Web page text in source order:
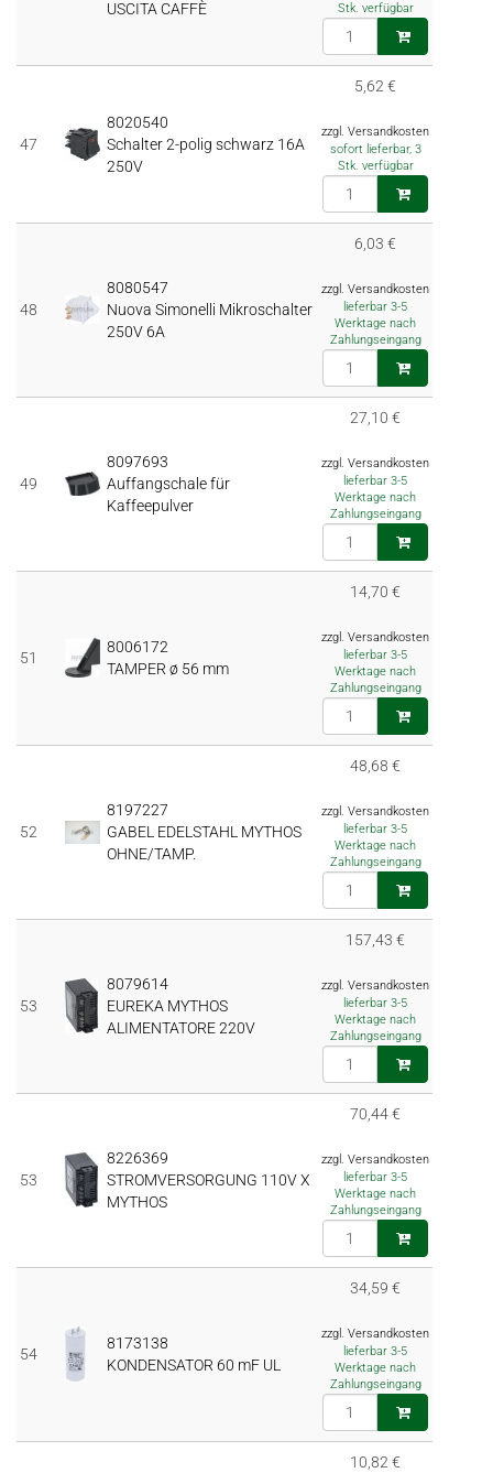
USCITA CAFFÈ Stk. verfügbar
47
8020540
Schalter 2-polig schwarz 16A
250V
5,62 €
zzgl. Versandkosten
sofort lieferbar, 3
Stk. verfügbar
48
8080547
Nuova Simonelli Mikroschalter
250V 6A
6,03 €
zzgl. Versandkosten
lieferbar 3-5
Werktage nach
Zahlungseingang
49
8097693
Auffangschale für
Kaffeepulver
27,10 €
zzgl. Versandkosten
lieferbar 3-5
Werktage nach
Zahlungseingang
51
8006172
TAMPER ø 56 mm
14,70 €
zzgl. Versandkosten
lieferbar 3-5
Werktage nach
Zahlungseingang
52
8197227
GABEL EDELSTAHL MYTHOS
OHNE/TAMP.
48,68 €
zzgl. Versandkosten
lieferbar 3-5
Werktage nach
Zahlungseingang
53
8079614
EUREKA MYTHOS
ALIMENTATORE 220V
157,43 €
zzgl. Versandkosten
lieferbar 3-5
Werktage nach
Zahlungseingang
53
8226369
STROMVERSORGUNG 110V X
MYTHOS
70,44 €
zzgl. Versandkosten
lieferbar 3-5
Werktage nach
Zahlungseingang
54
8173138
KONDENSATOR 60 mF UL
34,59 €
zzgl. Versandkosten
lieferbar 3-5
Werktage nach
Zahlungseingang
10,82 €